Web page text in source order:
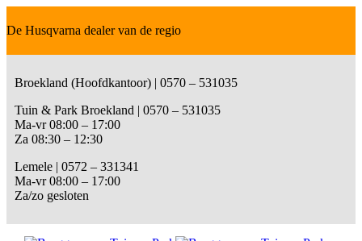
De Husqvarna dealer van de regio
Broekland (Hoofdkantoor) | 0570 – 531035
Tuin & Park Broekland | 0570 – 531035
Ma-vr 08:00 – 17:00
Za 08:30 – 12:30
Lemele | 0572 – 331341
Ma-vr 08:00 – 17:00
Za/zo gesloten